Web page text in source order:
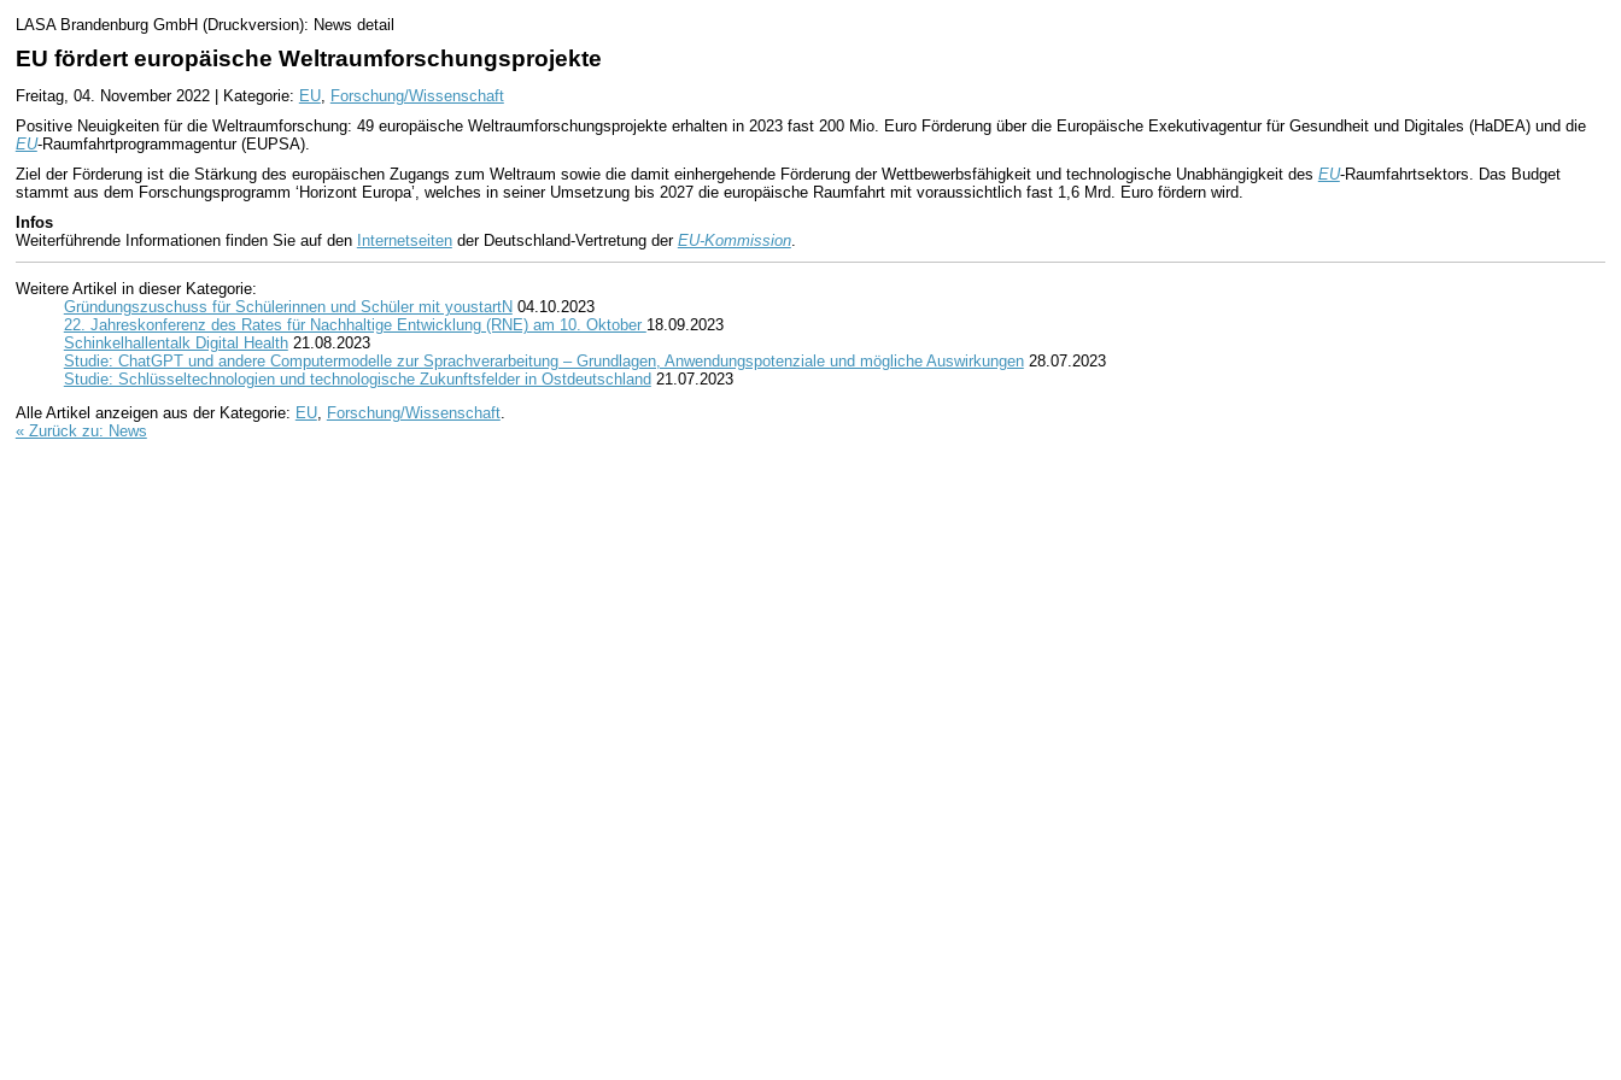
LASA Brandenburg GmbH (Druckversion): News detail
EU fördert europäische Weltraumforschungsprojekte
Freitag, 04. November 2022 | Kategorie: EU, Forschung/Wissenschaft
Positive Neuigkeiten für die Weltraumforschung: 49 europäische Weltraumforschungsprojekte erhalten in 2023 fast 200 Mio. Euro Förderung über die Europäische Exekutivagentur für Gesundheit und Digitales (HaDEA) und die
EU-Raumfahrtprogrammagentur (EUPSA).
Ziel der Förderung ist die Stärkung des europäischen Zugangs zum Weltraum sowie die damit einhergehende Förderung der Wettbewerbsfähigkeit und technologische Unabhängigkeit des EU-Raumfahrtsektors. Das Budget
stammt aus dem Forschungsprogramm ‘Horizont Europa’, welches in seiner Umsetzung bis 2027 die europäische Raumfahrt mit voraussichtlich fast 1,6 Mrd. Euro fördern wird.
Infos
Weiterführende Informationen finden Sie auf den Internetseitender Deutschland-Vertretung der EU-Kommission.
Weitere Artikel in dieser Kategorie:
Gründungszuschuss für Schülerinnen und Schüler mit youstartN 04.10.2023
22. Jahreskonferenz des Rates für Nachhaltige Entwicklung (RNE) am 10. Oktober 18.09.2023
Schinkelhallentalk Digital Health 21.08.2023
Studie: ChatGPT und andere Computermodelle zur Sprachverarbeitung – Grundlagen, Anwendungspotenziale und mögliche Auswirkungen 28.07.2023
Studie: Schlüsseltechnologien und technologische Zukunftsfelder in Ostdeutschland 21.07.2023
Alle Artikel anzeigen aus der Kategorie: EU, Forschung/Wissenschaft.
« Zurück zu: News